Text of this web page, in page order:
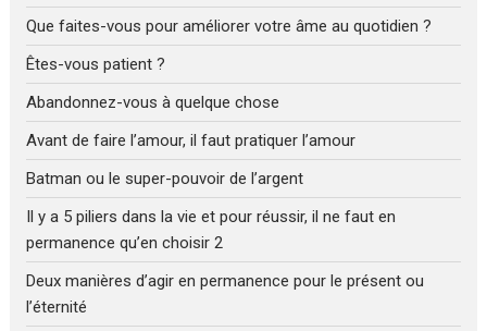
Que faites-vous pour améliorer votre âme au quotidien ?
Êtes-vous patient ?
Abandonnez-vous à quelque chose
Avant de faire l’amour, il faut pratiquer l’amour
Batman ou le super-pouvoir de l’argent
Il y a 5 piliers dans la vie et pour réussir, il ne faut en
permanence qu’en choisir 2
Deux manières d’agir en permanence pour le présent ou
l’éternité